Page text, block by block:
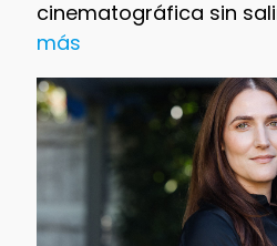
cinematográfica sin
más